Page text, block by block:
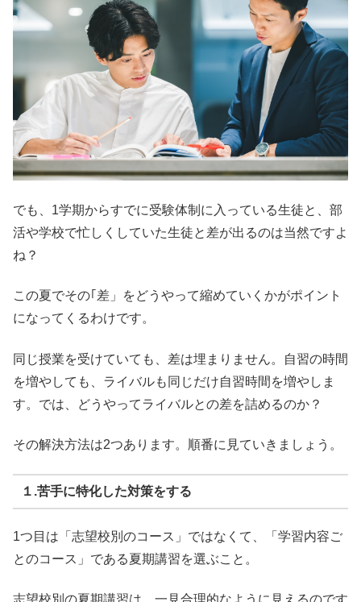
でも、1学期からすでに受験体制に入っている生徒と、部
活や学校で忙しくしていた生徒と差が出るのは当然ですよ
ね？
この夏でその｢差」をどうやって縮めていくかがポイント
になってくるわけです。
同じ授業を受けていても、差は埋まりません。自習の時間
を増やしても、ライバルも同じだけ自習時間を増やしま
す。 では、どうやってライバルとの差を詰めるのか？
その解決方法は2つあります。順番に見ていきましょう。
１.苦手に特化した対策をする
1つ目は「志望校別のコース」ではなくて、
「学習内容ご
とのコース」である夏期講習を選ぶこと。
志望校別の夏期講習は、一見合理的なように見えるのです